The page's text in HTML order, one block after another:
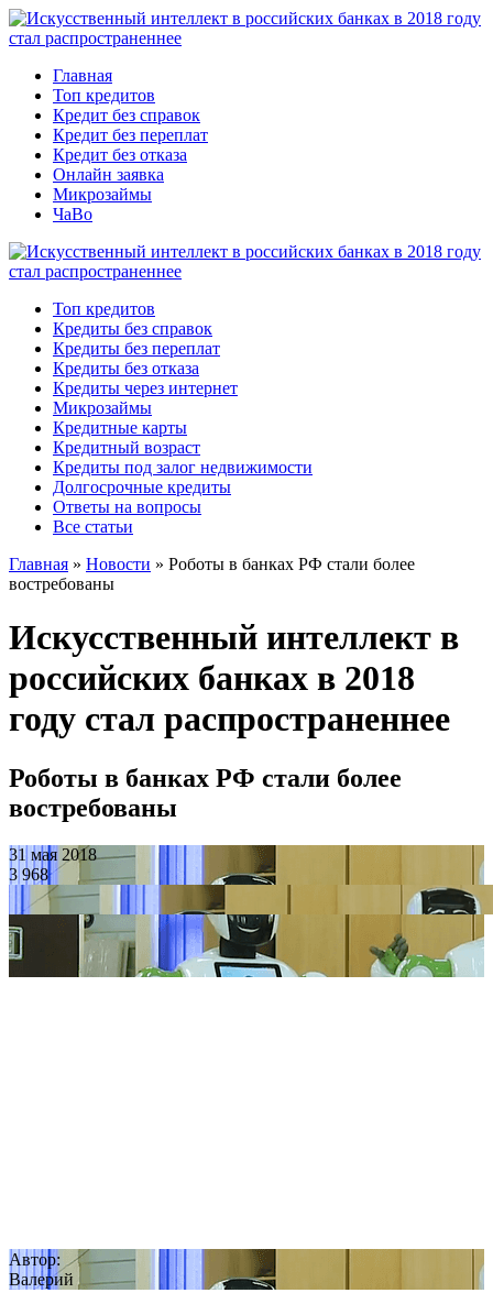
Главная
Топ кредитов
Кредит без справок
Кредит без переплат
Кредит без отказа
Онлайн заявка
Микрозаймы
ЧаВо
Топ кредитов
Кредиты без справок
Кредиты без переплат
Кредиты без отказа
Кредиты через интернет
Микрозаймы
Кредитные карты
Кредитный возраст
Кредиты под залог недвижимости
Долгосрочные кредиты
Ответы на вопросы
Все статьи
Главная » Новости » Роботы в банках РФ стали более
востребованы
Искусственный интеллект в
российских банках в 2018
году стал распространеннее
Роботы в банках РФ стали более
востребованы
31 мая 2018
3 968
Автор:
Валерий